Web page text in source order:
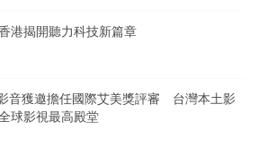
港揭開聽力科技新篇章
音獲邀擔任國際艾美獎評審 台灣本土影
球影視最高殿堂